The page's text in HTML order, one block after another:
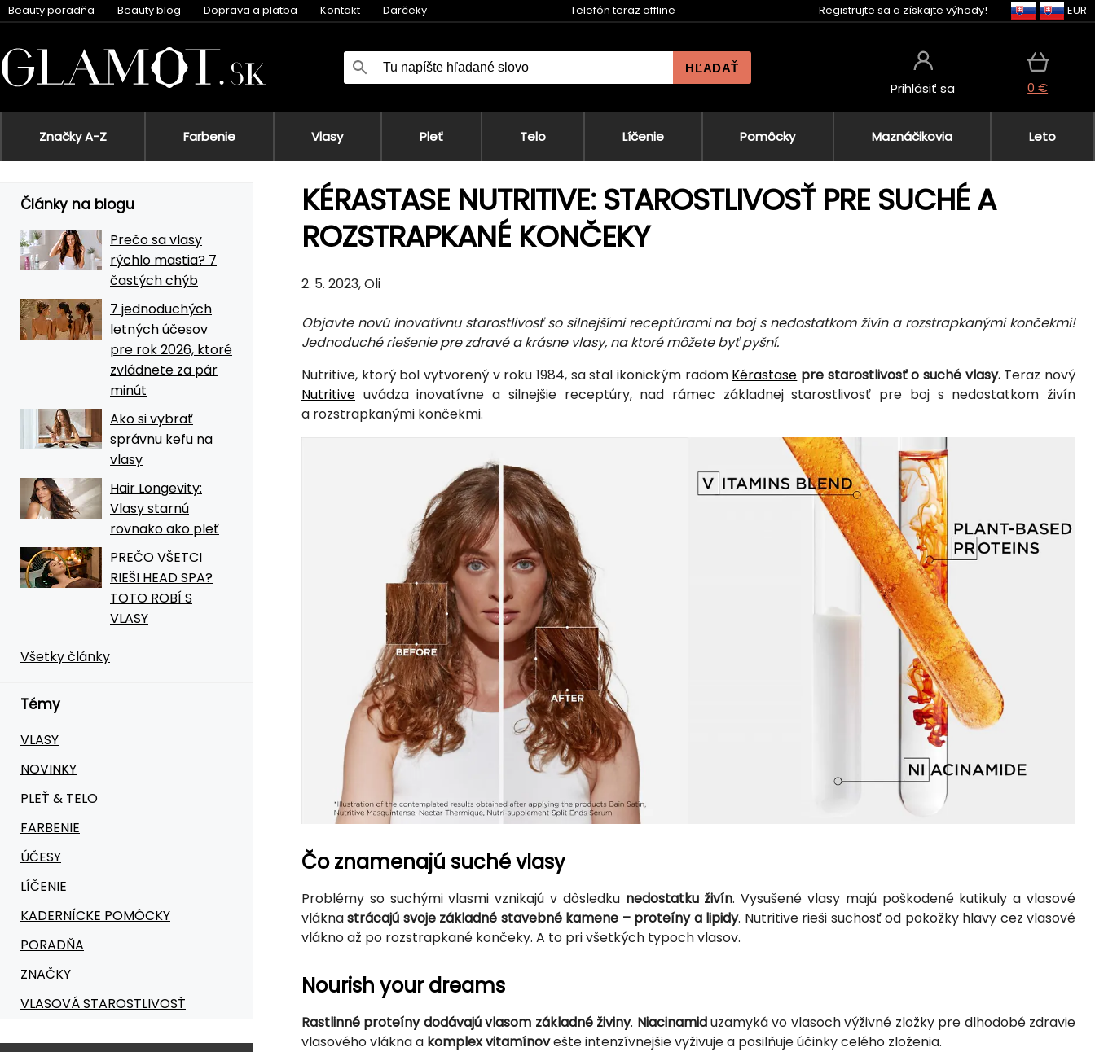
Beauty poradňa Beauty blog Doprava a platba Kontakt Darčeky Telefón teraz offline Registrujte sa a získajte výhody! EUR
HĽADAŤ
Prihlásiť sa 0 €
Značky A-Z Farbenie Vlasy Pleť Telo Líčenie Pomôcky Maznáčikovia Leto
Články na blogu
Prečo sa vlasy
rýchlo mastia? 7
častých chýb
7 jednoduchých
letných účesov
pre rok 2026, ktoré
zvládnete za pár
minút
Ako si vybrať
správnu kefu na
vlasy
Hair Longevity:
Vlasy starnú
rovnako ako pleť
PREČO VŠETCI
RIEŠI HEAD SPA?
TOTO ROBÍ S
VLASY
Všetky články
Témy
VLASY
NOVINKY
PLEŤ & TELO
FARBENIE
ÚČESY
LÍČENIE
KADERNÍCKE POMÔCKY
PORADŇA
ZNAČKY
VLASOVÁ STAROSTLIVOSŤ
KÉRASTASE NUTRITIVE: STAROSTLIVOSŤ PRE SUCHÉ A
ROZSTRAPKANÉ KONČEKY
2. 5. 2023, Oli
Objavte novú inovatívnu starostlivosť so silnejšími receptúrami na boj s nedostatkom živín a rozstrapkanými končekmi!
Jednoduché riešenie pre zdravé a krásne vlasy, na ktoré môžete byť pyšní.
Nutritive, ktorý bol vytvorený v roku 1984, sa stal ikonickým radom Kérastase pre starostlivosť o suché vlasy.Teraz nový
Nutritive uvádza inovatívne a silnejšie receptúry, nad rámec základnej starostlivosť pre boj s nedostatkom živín
a rozstrapkanými končekmi.
Čo znamenajú suché vlasy
Problémy so suchými vlasmi vznikajú v dôsledku nedostatku živín. Vysušené vlasy majú poškodené kutikuly a vlasové
vláknastrácajú svoje základné stavebné kamene – proteíny a lipidy. Nutritive rieši suchosť od pokožky hlavy cez vlasové
vlákno až po rozstrapkané končeky. A to pri všetkých typoch vlasov.
Nourish your dreams
Rastlinné proteíny dodávajú vlasom základné živiny. Niacinamiduzamyká vo vlasoch výživné zložky pre dlhodobé zdravie
vlasového vlákna a komplex vitamínovešte intenzívnejšie vyživuje a posilňuje účinky celého zloženia.